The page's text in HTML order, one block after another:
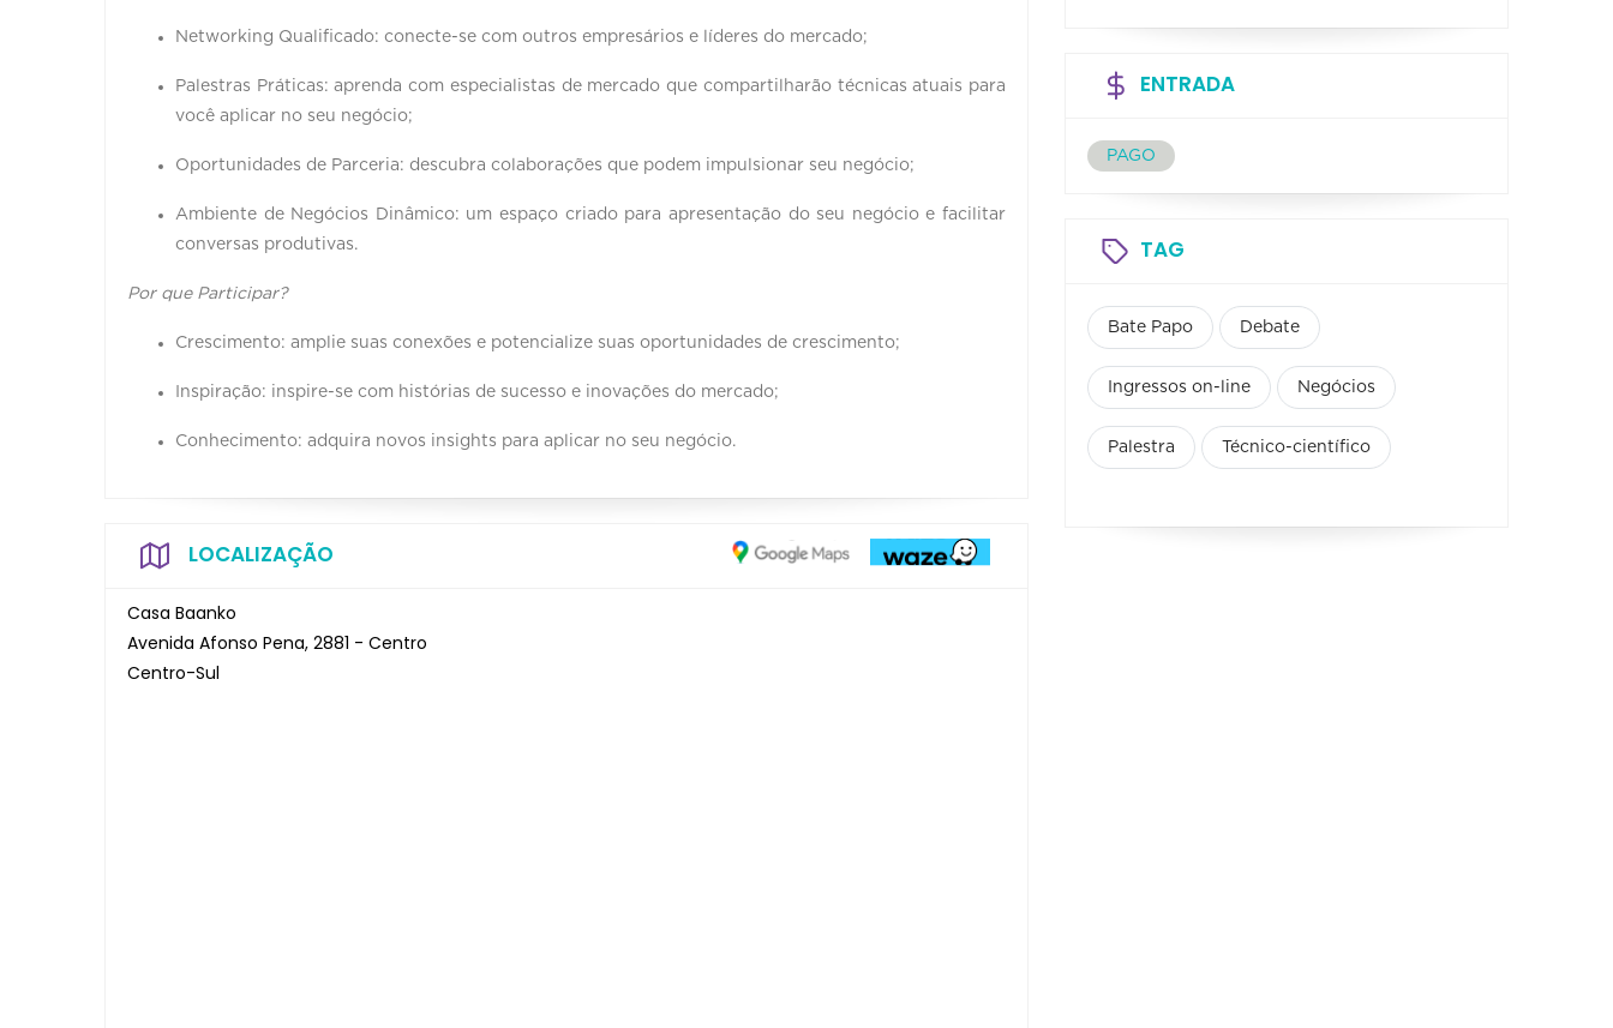
Networking Qualificado: conecte-se com outros empresários e líderes do mercado;
Palestras Práticas: aprenda com especialistas de mercado que compartilharão técnicas atuais para
você aplicar no seu negócio;
Oportunidades de Parceria: descubra colaborações que podem impulsionar seu negócio;
Ambiente de Negócios Dinâmico: um espaço criado para apresentação do seu negócio e facilitar
conversas produtivas.
Por que Participar?
Crescimento: amplie suas conexões e potencialize suas oportunidades de crescimento;
Inspiração: inspire-se com histórias de sucesso e inovações do mercado;
Conhecimento: adquira novos insights para aplicar no seu negócio.
LOCALIZAÇÃO
Casa Baanko
Avenida Afonso Pena, 2881 - Centro
Centro-Sul
ENTRADA
PAGO
TAG
Bate Papo Debate
Ingressos on-line Negócios
Palestra Técnico-científico